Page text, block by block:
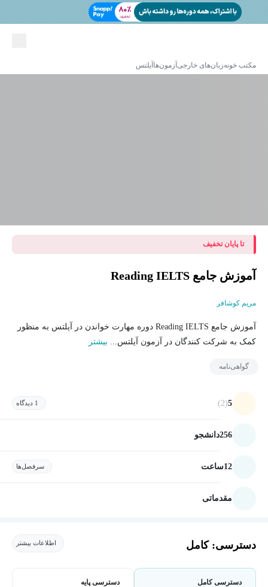
مکتب خونهزبان‌های خارجی آزمون‌ها آیلتس
تا پایان تخفیف
آموزش جامع Reading IELTS
مریم کوشافر
آموزش جامع Reading IELTS دوره مهارت خواندن در آیلتس به منظور
کمک به شرکت کنندگان در آزمون آیلتس... بیشتر
گواهی‌نامه
5
(2) 1 دیدگاه
256دانشجو
12ساعت سرفصل‌ها
مقدماتی
دسترسی: کامل اطلاعات بیشتر
دسترسی کامل دسترسی پایه